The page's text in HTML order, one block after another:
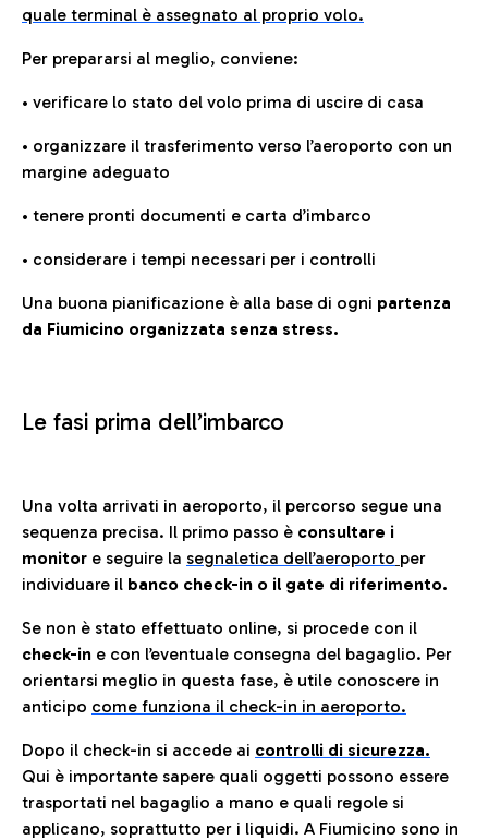
quale terminal è assegnato al proprio volo.
Per prepararsi al meglio, conviene:
• verificare lo stato del volo prima di uscire di casa
• organizzare il trasferimento verso l’aeroporto con un
margine adeguato
• tenere pronti documenti e carta d’imbarco
• considerare i tempi necessari per i controlli
Una buona pianificazione è alla base di ogni partenza
da Fiumicino organizzata senza stress.
Le fasi prima dell’imbarco
Una volta arrivati in aeroporto, il percorso segue una
sequenza precisa. Il primo passo è consultare i
monitor e seguire la segnaletica dell’aeroporto per
individuare il banco check-in o il gate di riferimento.
Se non è stato effettuato online, si procede con il
check-in e con l’eventuale consegna del bagaglio. Per
orientarsi meglio in questa fase, è utile conoscere in
anticipo come funziona il check-in in aeroporto.
Dopo il check-in si accede ai controlli di sicurezza.
Qui è importante sapere quali oggetti possono essere
trasportati nel bagaglio a mano e quali regole si
applicano, soprattutto per i liquidi. A Fiumicino sono in